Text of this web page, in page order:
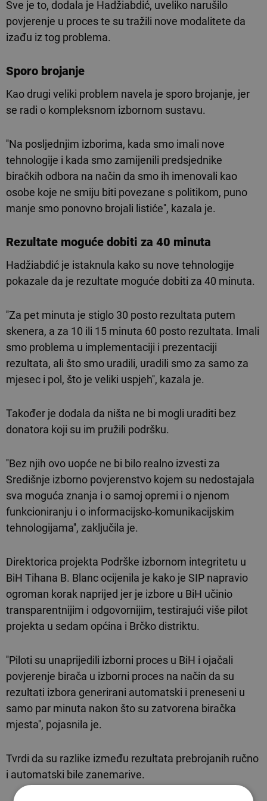
Sve je to, dodala je Hadžiabdić, uveliko narušilo
povjerenje u proces te su tražili nove modalitete da
izađu iz tog problema.
Sporo brojanje
Kao drugi veliki problem navela je sporo brojanje, jer
se radi o kompleksnom izbornom sustavu.
''Na posljednjim izborima, kada smo imali nove
tehnologije i kada smo zamijenili predsjednike
biračkih odbora na način da smo ih imenovali kao
osobe koje ne smiju biti povezane s politikom, puno
manje smo ponovno brojali listiće'', kazala je.
Rezultate moguće dobiti za 40 minuta
Hadžiabdić je istaknula kako su nove tehnologije
pokazale da je rezultate moguće dobiti za 40 minuta.
''Za pet minuta je stiglo 30 posto rezultata putem
skenera, a za 10 ili 15 minuta 60 posto rezultata. Imali
smo problema u implementaciji i prezentaciji
rezultata, ali što smo uradili, uradili smo za samo za
mjesec i pol, što je veliki uspjeh'', kazala je.
Također je dodala da ništa ne bi mogli uraditi bez
donatora koji su im pružili podršku.
''Bez njih ovo uopće ne bi bilo realno izvesti za
Središnje izborno povjerenstvo kojem su nedostajala
sva moguća znanja i o samoj opremi i o njenom
funkcioniranju i o informacijsko-komunikacijskim
tehnologijama'', zaključila je.
Direktorica projekta Podrške izbornom integritetu u
BiH Tihana B. Blanc ocijenila je kako je SIP napravio
ogroman korak naprijed jer je izbore u BiH učinio
transparentnijim i odgovornijim, testirajući više pilot
projekta u sedam općina i Brčko distriktu.
''Piloti su unaprijedili izborni proces u BiH i ojačali
povjerenje birača u izborni proces na način da su
rezultati izbora generirani automatski i preneseni u
samo par minuta nakon što su zatvorena biračka
mjesta'', pojasnila je.
Tvrdi da su razlike između rezultata prebrojanih ručno
i automatski bile zanemarive.